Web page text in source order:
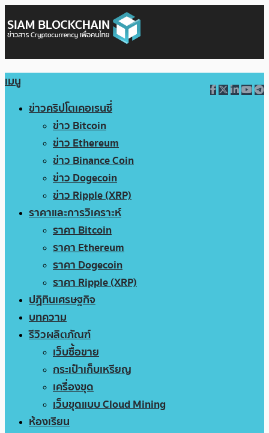
เมนู
ข่าวคริปโตเคอเรนซี่
ข่าว Bitcoin
ข่าว Ethereum
ข่าว Binance Coin
ข่าว Dogecoin
ข่าว Ripple (XRP)
ราคาและการวิเคราะห์
ราคา Bitcoin
ราคา Ethereum
ราคา Dogecoin
ราคา Ripple (XRP)
ปฏิทินเศรษฐกิจ
บทความ
รีวิวผลิตภัณฑ์
เว็บซื้อขาย
กระเป๋าเก็บเหรียญ
เครื่องขุด
เว็บขุดแบบ Cloud Mining
ห้องเรียน